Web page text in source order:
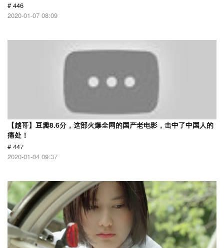
# 446
2020-01-07 08:09
【越哥】豆瓣8.6分，这部火爆全网的国产老电影，击中了中国人的
痛处！
# 447
2020-01-04 09:37